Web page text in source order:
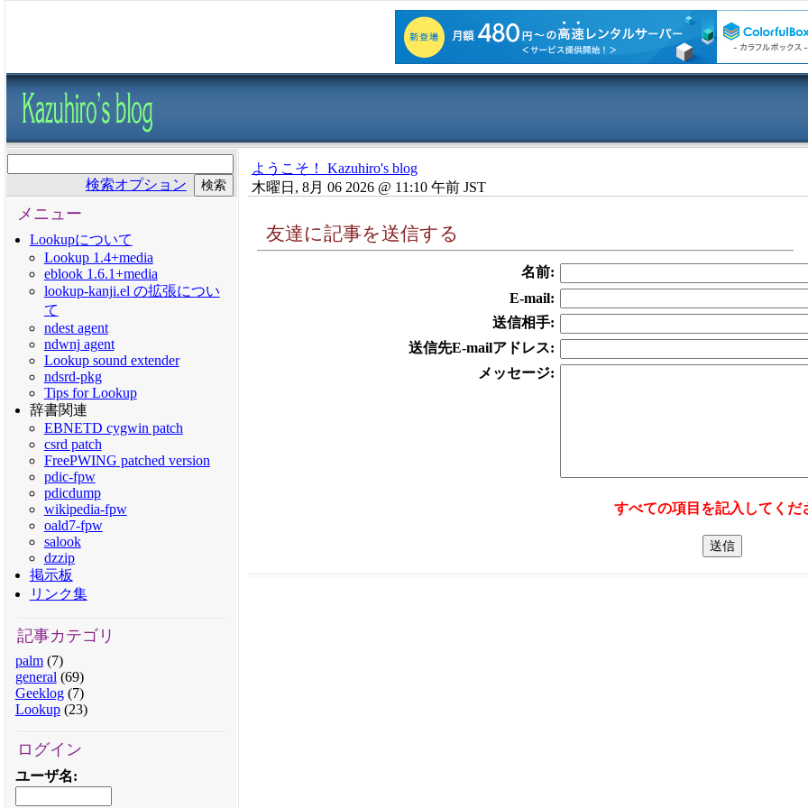
検索オプション
メニュー
Lookupについて
Lookup 1.4+media
eblook 1.6.1+media
lookup-kanji.el の拡張につい
て
ndest agent
ndwnj agent
Lookup sound extender
ndsrd-pkg
Tips for Lookup
辞書関連
EBNETD cygwin patch
csrd patch
FreePWING patched version
pdic-fpw
pdicdump
wikipedia-fpw
oald7-fpw
salook
dzzip
掲示板
リンク集
記事カテゴリ
palm(7)
general (69)
Geeklog(7)
Lookup(23)
ログイン
ユーザ名:
ようこそ！ Kazuhiro's blog
木曜日, 8月 06 2026 @ 11:10 午前 JST
友達に記事を送信する
名前:
E-mail:
送信相手:
送信先E-mailアドレス:
メッセージ:
すべての項目を記入してくだ